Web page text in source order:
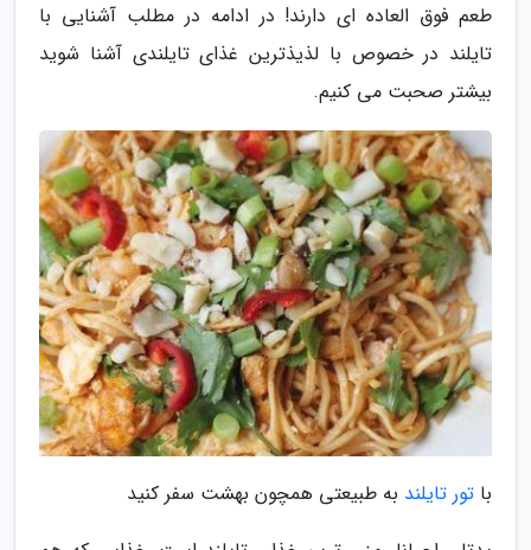
طعم فوق العاده ای دارند! در ادامه در مطلب آشنایی با
تایلند در خصوص با لذیذترین غذای تایلندی آشنا شوید
بیشتر صحبت می کنیم.
با تور تایلند به طبیعتی همچون بهشت سفر کنید